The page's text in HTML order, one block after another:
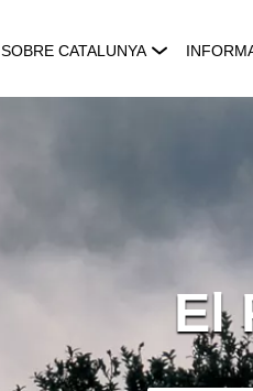
SOBRE CATALUNYA
El